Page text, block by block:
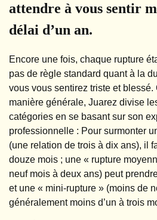
attendre à vous sentir
délai d’un an.
Encore une fois, chaque rupture
pas de règle standard quant à la
vous vous sentirez triste et blessé.
manière générale, Juarez divise
catégories en se basant sur son
professionnelle : Pour surmonter
(une relation de trois à dix ans), il
douze mois ; une « rupture
neuf mois à deux ans) peut
et une « mini-rupture » (moins de
généralement moins d’un à trois